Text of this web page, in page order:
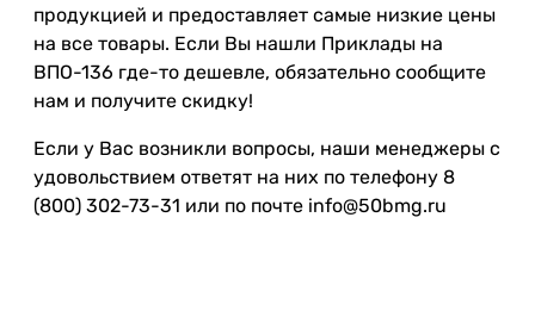
продукцией и предоставляет самые низкие цены
на все товары. Если Вы нашли Приклады на
ВПО-136 где-то дешевле, обязательно сообщите
нам и получите скидку!
Если у Вас возникли вопросы, наши менеджеры с
удовольствием ответят на них по телефону 8
(800) 302-73-31 или по почте info@50bmg.ru